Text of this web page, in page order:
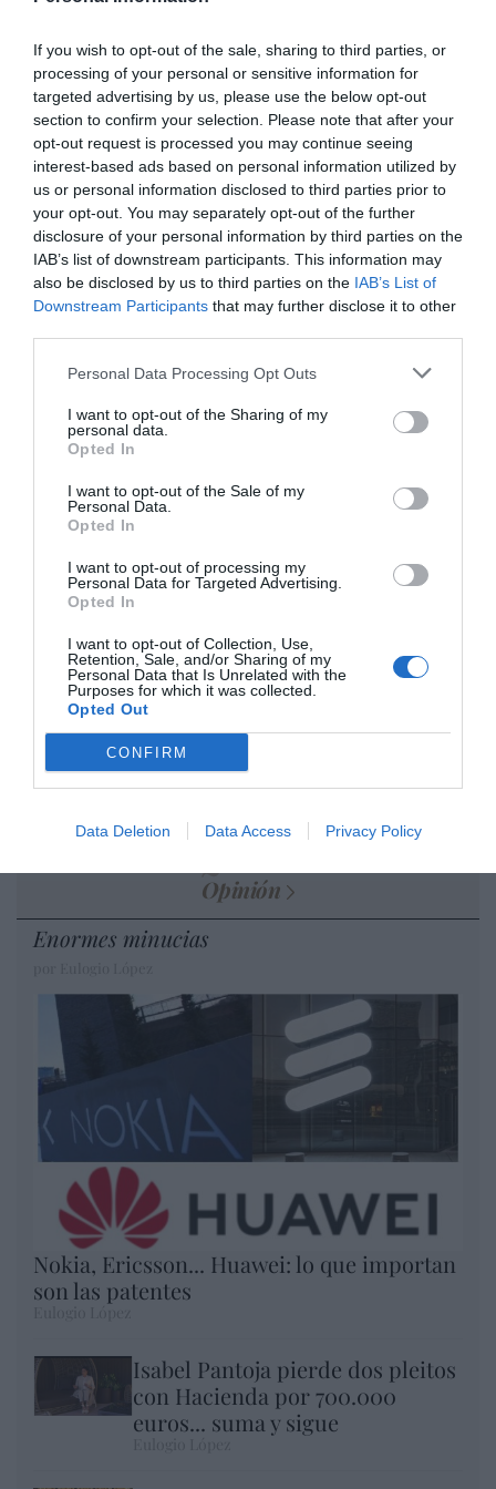
If you wish to opt-out of the sale, sharing to third parties, or
processing of your personal or sensitive information for
targeted advertising by us, please use the below opt-out
section to confirm your selection. Please note that after your
opt-out request is processed you may continue seeing
interest-based ads based on personal information utilized by
us or personal information disclosed to third parties prior to
your opt-out. You may separately opt-out of the further
disclosure of your personal information by third parties on the
IAB’s list of downstream participants. This information may
also be disclosed by us to third parties on the IAB’s List of
Downstream Participants that may further disclose it to other
Personal Data Processing Opt Outs
I want to opt-out of the Sharing of my
personal data.
Opted In
I want to opt-out of the Sale of my
Personal Data.
Opted In
I want to opt-out of processing my
Personal Data for Targeted Advertising.
Opted In
I want to opt-out of Collection, Use,
Retention, Sale, and/or Sharing of my
Personal Data that Is Unrelated with the
Purposes for which it was collected.
Opted Out
CONFIRM
Data Deletion Data Access Privacy Policy
bendecido en otros miembros de la Unión
Europea
Eulogio López 08/08/26 06:00
ECONOMÍA
Seamos más responsables: no siempre el
banco tiene la culpa
Eulogio López 08/08/26 06:00
La bomba de Hiroshima no perseguía a
Occidente, la de Nagasaki sí: era la ciudad
católica del Japón
Marcelo Gullo: “El trabajo de desmitificar la
historia, de poner la verdadera, de
desmontar la falsificación, es un trabajo
cristiano"
por Hispanidad
Artículos anteriores
DIARIO DE LA CORRUPCIÓN SANCHISTA
Diario de la corrupción sanchista. Hazte
Oír se manifiesta delante de La Mareta:
“Pedro Sánchez es un criminal”
Artículos anteriores
Opinión
Enormes minucias
Nokia, Ericsson... Huawei: lo que importan
son las patentes
Isabel Pantoja pierde dos pleitos
con Hacienda por 700.000
euros... suma y sigue